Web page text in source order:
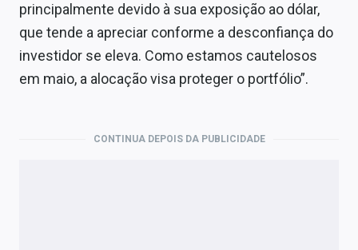
principalmente devido à sua exposição ao dólar,
que tende a apreciar conforme a desconfiança do
investidor se eleva. Como estamos cautelosos
em maio, a alocação visa proteger o portfólio”.
CONTINUA DEPOIS DA PUBLICIDADE